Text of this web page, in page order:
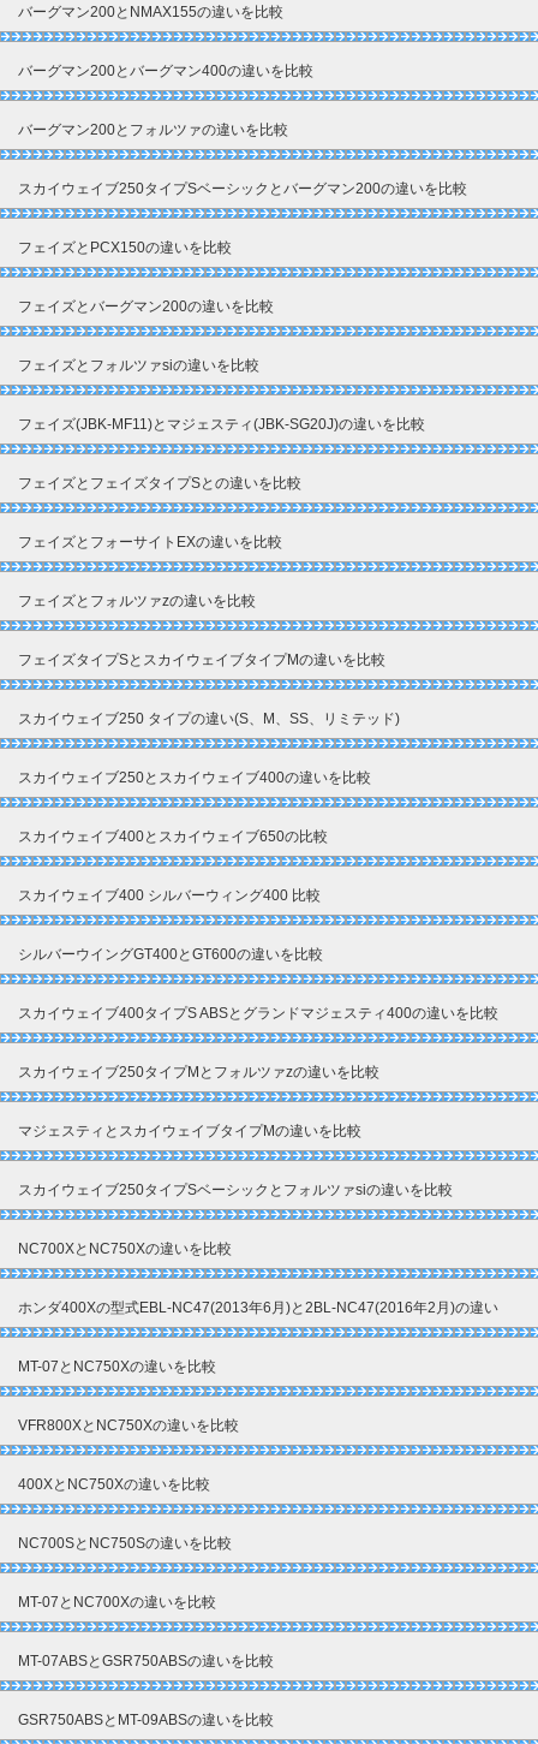
バーグマン200とNMAX155の違いを比較
バーグマン200とバーグマン400の違いを比較
バーグマン200とフォルツァの違いを比較
スカイウェイブ250タイプSベーシックとバーグマン200の違いを比較
フェイズとPCX150の違いを比較
フェイズとバーグマン200の違いを比較
フェイズとフォルツァsiの違いを比較
フェイズ(JBK-MF11)とマジェスティ(JBK-SG20J)の違いを比較
フェイズとフェイズタイプSとの違いを比較
フェイズとフォーサイトEXの違いを比較
フェイズとフォルツァzの違いを比較
フェイズタイプSとスカイウェイブタイプMの違いを比較
スカイウェイブ250 タイプの違い(S、M、SS、リミテッド)
スカイウェイブ250とスカイウェイブ400の違いを比較
スカイウェイブ400とスカイウェイブ650の比較
スカイウェイブ400 シルバーウィング400 比較
シルバーウイングGT400とGT600の違いを比較
スカイウェイブ400タイプS ABSとグランドマジェスティ400の違いを比較
スカイウェイブ250タイプMとフォルツァzの違いを比較
マジェスティとスカイウェイブタイプMの違いを比較
スカイウェイブ250タイプSベーシックとフォルツァsiの違いを比較
NC700XとNC750Xの違いを比較
ホンダ400Xの型式EBL-NC47(2013年6月)と2BL-NC47(2016年2月)の違い
MT-07とNC750Xの違いを比較
VFR800XとNC750Xの違いを比較
400XとNC750Xの違いを比較
NC700SとNC750Sの違いを比較
MT-07とNC700Xの違いを比較
MT-07ABSとGSR750ABSの違いを比較
GSR750ABSとMT-09ABSの違いを比較